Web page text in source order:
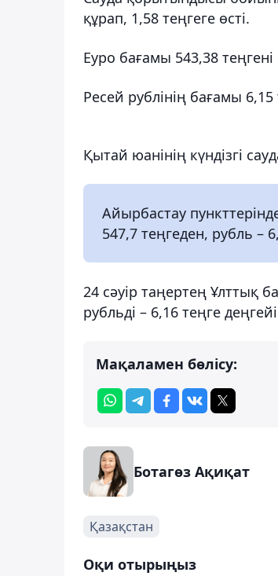
құрап, 1,58 теңгеге өсті.
Еуро бағамы 543,38
Ресей рублінің бағамы 6,15
Қытай юанінің күндізгі
Айырбастау
547,7 теңгеден, рубль –
24 сәуір таңертең Ұлттық
рубльді – 6,16 теңге
Мақаламен бөлісу:
Ботагөз Ақиқат
Қазақстан
Оқи отырыңыз